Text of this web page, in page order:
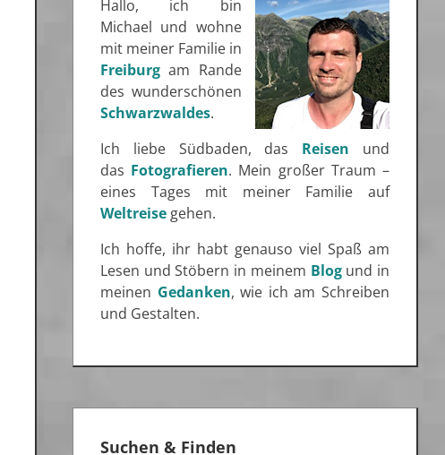
Hallo, ich bin
Michael und wohne
mit meiner Familie in
Freiburgam Rande
des wunderschönen
Schwarzwaldes.
Ich liebe Südbaden, das Reisen und
das Fotografieren. Mein großer Traum –
eines Tages mit meiner Familie auf
Weltreisegehen.
Ich hoffe, ihr habt genauso viel Spaß am
Lesen und Stöbern in meinem Blog und in
meinen Gedanken, wie ich am Schreiben
und Gestalten.
Suchen & Finden